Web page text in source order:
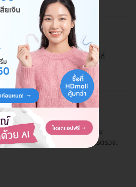
ขอเงินคืนได้ไหม?
ได้ตามนโยบายการคืนเงินที่ระบุไว้ที่
c/refund-policy-hdmall.
บ้างก่อนทำรีเทนเนอร์?
ควรหยุดใช้ยา 7-10 วันก่อนเข้ารับ
ษาฟันให้อยู่ในสภาพปกติก่อนการตรวจ.